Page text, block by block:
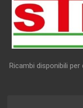
Ricambi disponibili